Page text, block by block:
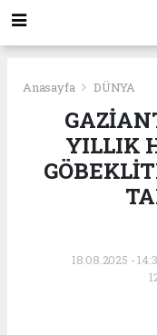
Anasayfa DÜNYA
YILLIK
18.08.2025 -